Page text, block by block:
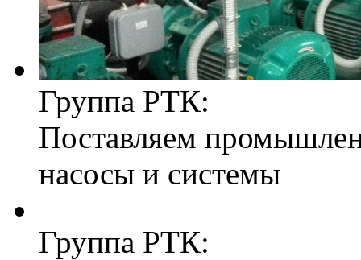
Группа РТК:
Поставляем
насосы и системы
Группа РТК: